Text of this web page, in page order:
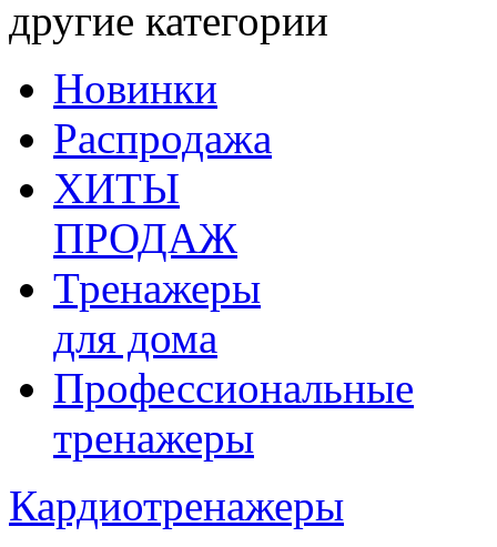
другие категории
Новинки
Распродажа
ХИТЫ
ПРОДАЖ
Тренажеры
для дома
Профессиональные
тренажеры
Кардиотренажеры